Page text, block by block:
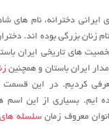
ایرانی دخترانه، نام های
زنان بزرگی بوده اند.
های تاریخی ایران
ایران باستان و همچنین
کردیم. در این قسمت
ایم. بسیاری از این اسم
معروف زمانسلسله های